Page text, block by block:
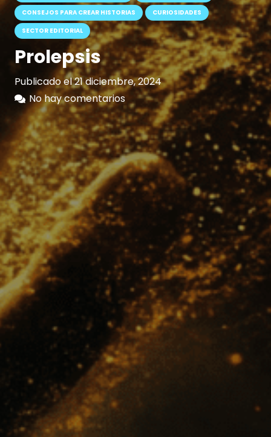
CONSEJOS PARA CREAR HISTORIAS
CURIOSIDADES
SECTOR EDITORIAL
Prolepsis
Publicado el21 diciembre, 2024
No hay comentarios